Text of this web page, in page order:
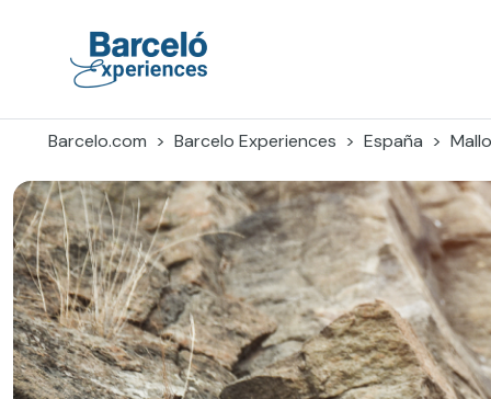
Barcelo.com
Barcelo Experiences España